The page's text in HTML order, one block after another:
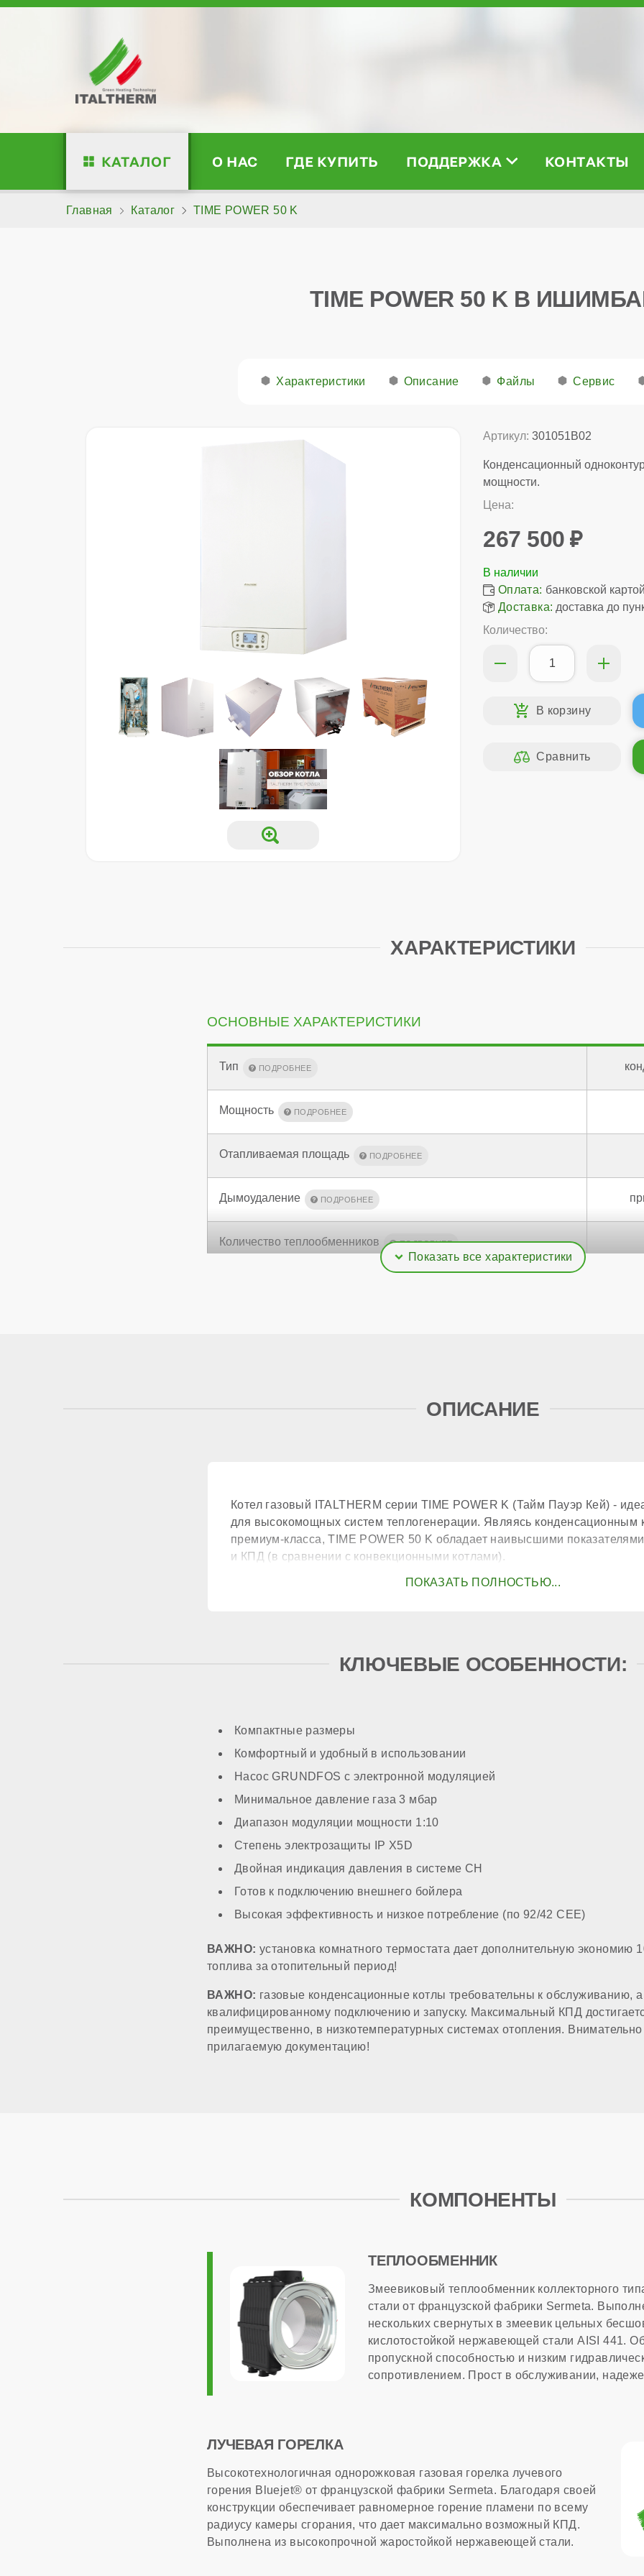
КАТАЛОГ О НАС ГДЕ КУПИТЬ ПОДДЕРЖКА КОНТАКТЫ
Главная Каталог TIME POWER 50 K
TIME POWER 50 K В
Характеристики Описание Файлы Сервис
Артикул: 301051B02
Конденсационный
мощности.
Цена:
267 500
Оплата: банковской
Доставка: доставка до
Количество:
ХАРАКТЕРИСТИКИ
ОСНОВНЫЕ ХАРАКТЕРИСТИКИ
Тип
Мощность
Отапливаемая площадь
Дымоудаление
Количество теплообменников
Встроенный бойлер
Расширительный бак
МОНТАЖ И НАСТРОЙКА
Топливо
Работа на сжиженном газе
Способ монтажа
Камера сгорания
Диаметр дымохода
Диаметр патрубков отопления (резьба)
Модуляция мощности
Максимальный расход природного газа
Расчетный срок службы
Габариты
Гарантия
ОПИСАНИЕ
Котел газовый ITALTHERM серии TIME POWER K (Тайм Пауэр Кей) -
для высокомощных систем теплогенерации. Являясь конденсационным
премиум-класса, TIME POWER 50 K обладает наивысшими
и КПД (в сравнении с конвекционными котлами).
КЛЮЧЕВЫЕ ОСОБЕННОСТИ:
Компактные размеры
Комфортный и удобный в использовании
Насос GRUNDFOS с электронной модуляцией
Минимальное давление газа 3 мбар
Диапазон модуляции мощности 1:10
Степень электрозащиты IP X5D
Двойная индикация давления в системе CH
Готов к подключению внешнего бойлера
Высокая эффективность и низкое потребление (по 92/42 CEE)
ВАЖНО: установка комнатного термостата дает дополнительную экономию
топлива за отопительный период!
ВАЖНО: газовые конденсационные котлы требовательны к обслуживанию, а
квалифицированному подключению и запуску. Максимальный КПД
преимущественно, в низкотемпературных системах отопления. Внимательно
прилагаемую документацию!
КОМПОНЕНТЫ
ТЕПЛООБМЕННИК
Змеевиковый теплообменник коллекторного
стали от французской фабрики Sermeta.
нескольких свернутых в змеевик цельных
кислотостойкой нержавеющей стали AISI 441.
пропускной способностью и низким
сопротивлением. Прост в обслуживании,
ЛУЧЕВАЯ ГОРЕЛКА
Высокотехнологичная однорожковая газовая горелка лучевого
горения Bluejet® от французской фабрики Sermeta. Благодаря своей
конструкции обеспечивает равномерное горение пламени по всему
радиусу камеры сгорания, что дает максимально возможный КПД.
Выполнена из высокопрочной жаростойкой нержавеющей стали.